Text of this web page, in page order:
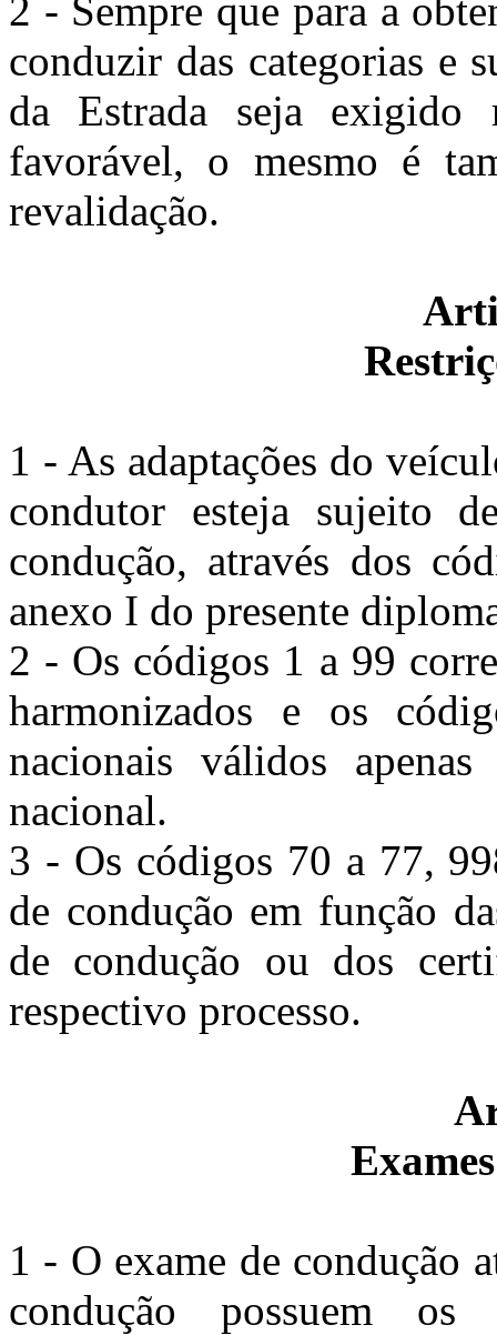
2 - Sempre que para a
conduzir das categorias e
da Estrada seja exigido
favorável, o mesmo é
revalidação.
1 - As adaptações do
condutor esteja sujeito
condução, através dos
anexo I do presente
2 - Os códigos 1 a 99
harmonizados e os
nacionais válidos
nacional.
3 - Os códigos 70 a 77,
de condução em função
de condução ou dos
respectivo processo.
1 - O exame de condução
condução possuem